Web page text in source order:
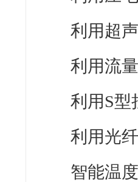
利用超
利用流
利用S型
利用光
智能温